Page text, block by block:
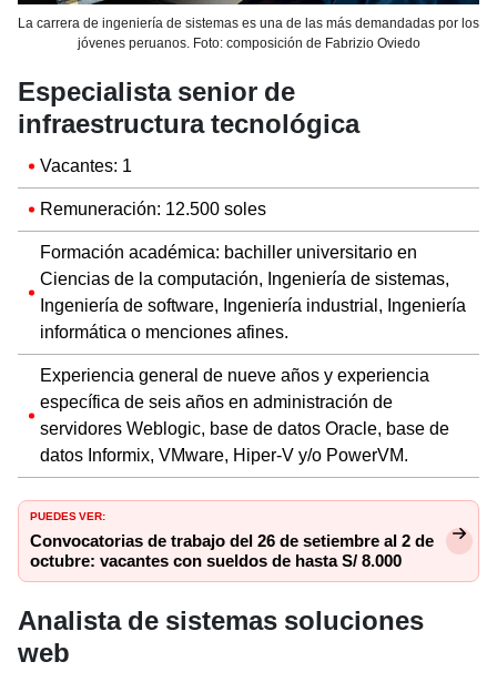
La carrera de ingeniería de sistemas es una de las más demandadas por los
jóvenes peruanos. Foto: composición de Fabrizio Oviedo
Especialista senior de
infraestructura tecnológica
Vacantes: 1
Remuneración: 12.500 soles
Formación académica: bachiller universitario en
Ciencias de la computación, Ingeniería de sistemas,
Ingeniería de software, Ingeniería industrial, Ingeniería
informática o menciones afines.
Experiencia general de nueve años y experiencia
específica de seis años en administración de
servidores Weblogic, base de datos Oracle, base de
datos Informix, VMware, Hiper-V y/o PowerVM.
PUEDES VER:
Convocatorias de trabajo del 26 de setiembre al 2 de
octubre: vacantes con sueldos de hasta S/ 8.000
Analista de sistemas soluciones
web